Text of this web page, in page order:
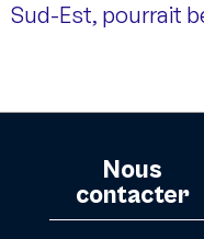
Sud-Est, pourrait
Nous
contacter